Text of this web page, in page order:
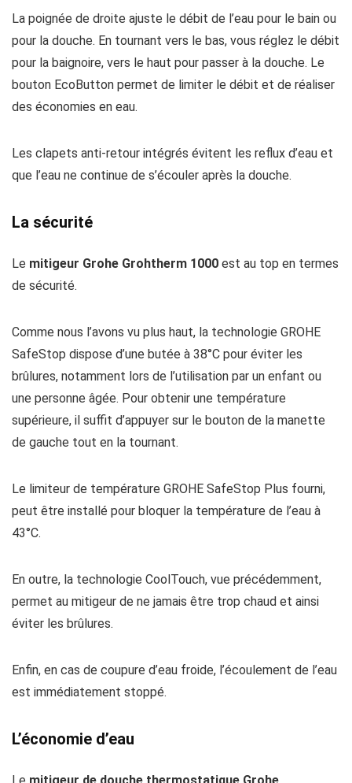
La poignée de droite ajuste le débit de l’eau pour le bain ou
pour la douche. En tournant vers le bas, vous réglez le débit
pour la baignoire, vers le haut pour passer à la douche. Le
bouton EcoButton permet de limiter le débit et de réaliser
des économies en eau.
Les clapets anti-retour intégrés évitent les reflux d’eau et
que l’eau ne continue de s’écouler après la douche.
La sécurité
Le mitigeur Grohe Grohtherm 1000 est au top en termes
de sécurité.
Comme nous l’avons vu plus haut, la technologie GROHE
SafeStop dispose d’une butée à 38°C pour éviter les
brûlures, notamment lors de l’utilisation par un enfant ou
une personne âgée. Pour obtenir une température
supérieure, il suffit d’appuyer sur le bouton de la manette
de gauche tout en la tournant.
Le limiteur de température GROHE SafeStop Plus fourni,
peut être installé pour bloquer la température de l’eau à
43°C.
En outre, la technologie CoolTouch, vue précédemment,
permet au mitigeur de ne jamais être trop chaud et ainsi
éviter les brûlures.
Enfin, en cas de coupure d’eau froide, l’écoulement de l’eau
est immédiatement stoppé.
L’économie d’eau